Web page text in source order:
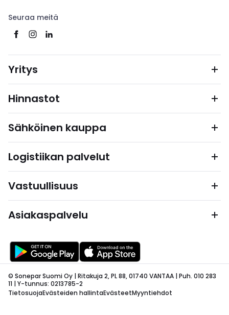
Seuraa meitä
Yritys
Hinnastot
Sähköinen kauppa
Logistiikan palvelut
Vastuullisuus
Asiakaspalvelu
© Sonepar Suomi Oy | Ritakuja 2, PL 88, 01740 VANTAA | Puh. 010 283
11 | Y-tunnus: 0213785-2
TietosuojaEvästeiden hallintaEvästeetMyyntiehdot